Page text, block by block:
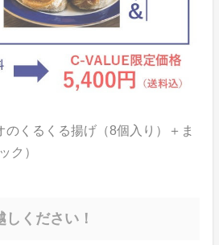
のくるくる揚げ（8個入り）＋ま
ク）
ください！